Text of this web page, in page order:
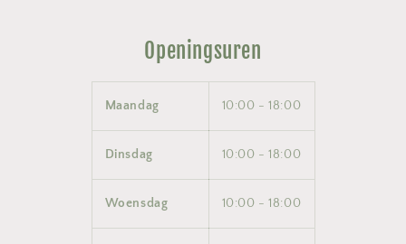
Openingsuren
Maandag 10:00 - 18:00
Dinsdag 10:00 - 18:00
Woensdag 10:00 - 18:00